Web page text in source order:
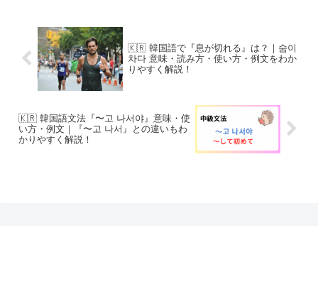
🇰🇷 韓国語で『息が切れる』は？｜숨이
차다 意味・読み方・使い方・例文をわか
りやすく解説！
🇰🇷 韓国語文法『〜고 나서야』意味・使
い方・例文｜『〜고 나서』との違いもわ
かりやすく解説！